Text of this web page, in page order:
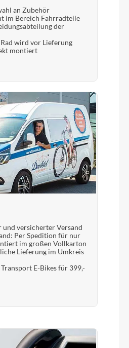
Gabel
i:SY Starrgabel
Intuvia 100
Hydro Foam Gr. L
an Zubehör
im Bereich Fahrradteile
der
wird vor Lieferung
montiert
und versicherter Versand
Per Spedition für nur
im großen Vollkarton
Lieferung im Umkreis
E-Bikes für 399,-